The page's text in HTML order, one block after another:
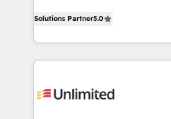
projects • Clients in 30+
technology for integrations •
transforming complex
scalable solutions that work
organization. We’re a unique blend of deep HubSpot
operational know-how. We
Solutions Partner5.0